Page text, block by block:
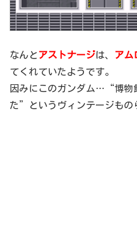
なんとアストナージは、 アム
てくれていたようです。
因みにこのガンダム…“博物
た”というヴィンテージもの